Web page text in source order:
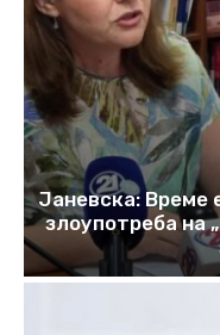
Јаневска: Време
злоупотреба на